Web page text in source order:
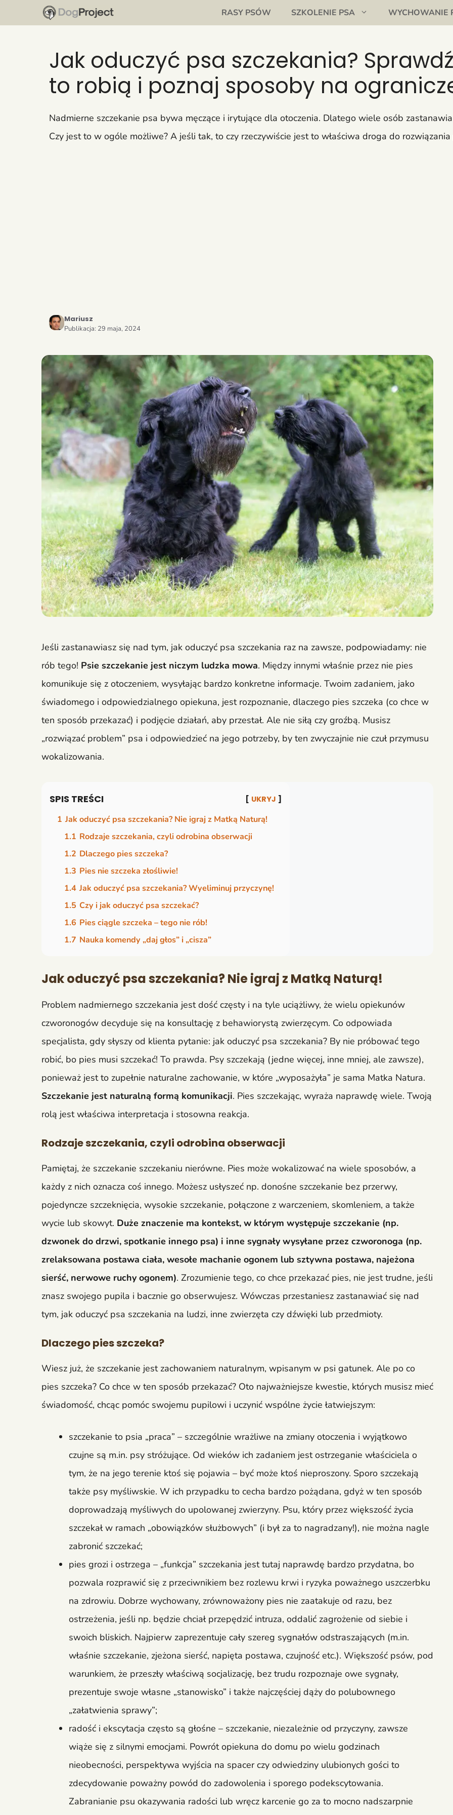
do
RASY PSÓW SZKOLENIE PSA WYCHOWANIE
Jak oduczyć psa szczekania?
to robią i poznaj sposoby na
Nadmierne szczekanie psa bywa męczące i irytujące dla otoczenia. Dlatego wiele osób
Czy jest to w ogóle możliwe? A jeśli tak, to czy rzeczywiście jest to właściwa droga do
Mariusz
Publikacja: 29 maja, 2024
Jeśli zastanawiasz się nad tym, jak oduczyć psa szczekania raz na zawsze, podpowiadamy: nie
rób tego! Psie szczekanie jest niczym ludzka mowa. Między innymi właśnie przez nie pies
komunikuje się z otoczeniem, wysyłając bardzo konkretne informacje. Twoim zadaniem, jako
świadomego i odpowiedzialnego opiekuna, jest rozpoznanie, dlaczego pies szczeka (co chce w
ten sposób przekazać) i podjęcie działań, aby przestał. Ale nie siłą czy groźbą. Musisz
„rozwiązać problem” psa i odpowiedzieć na jego potrzeby, by ten zwyczajnie nie czuł przymusu
wokalizowania.
SPIS TREŚCI UKRYJ
1 Jak oduczyć psa szczekania? Nie igraj z Matką Naturą!
1.1 Rodzaje szczekania, czyli odrobina obserwacji
1.2 Dlaczego pies szczeka?
1.3 Pies nie szczeka złośliwie!
1.4 Jak oduczyć psa szczekania? Wyeliminuj przyczynę!
1.5 Czy i jak oduczyć psa szczekać?
1.6 Pies ciągle szczeka – tego nie rób!
1.7 Nauka komendy „daj głos” i „cisza”
Jak oduczyć psa szczekania? Nie igraj z Matką Naturą!
Problem nadmiernego szczekania jest dość częsty i na tyle uciążliwy, że wielu opiekunów
czworonogów decyduje się na konsultację z behawiorystą zwierzęcym. Co odpowiada
specjalista, gdy słyszy od klienta pytanie: jak oduczyć psa szczekania? By nie próbować tego
robić, bo pies musi szczekać! To prawda. Psy szczekają (jedne więcej, inne mniej, ale zawsze),
ponieważ jest to zupełnie naturalne zachowanie, w które „wyposażyła” je sama Matka Natura.
Szczekanie jest naturalną formą komunikacji. Pies szczekając, wyraża naprawdę wiele. Twoją
rolą jest właściwa interpretacja i stosowna reakcja.
Rodzaje szczekania, czyli odrobina obserwacji
Pamiętaj, że szczekanie szczekaniu nierówne. Pies może wokalizować na wiele sposobów, a
każdy z nich oznacza coś innego. Możesz usłyszeć np. donośne szczekanie bez przerwy,
pojedyncze szczeknięcia, wysokie szczekanie, połączone z warczeniem, skomleniem, a także
wycie lub skowyt. Duże znaczenie ma kontekst, w którym występuje szczekanie (np.
dzwonek do drzwi, spotkanie innego psa) i inne sygnały wysyłane przez czworonoga (np.
zrelaksowana postawa ciała, wesołe machanie ogonem lub sztywna postawa, najeżona
sierść, nerwowe ruchy ogonem). Zrozumienie tego, co chce przekazać pies, nie jest trudne, jeśli
znasz swojego pupila i bacznie go obserwujesz. Wówczas przestaniesz zastanawiać się nad
tym, jak oduczyć psa szczekania na ludzi, inne zwierzęta czy dźwięki lub przedmioty.
Dlaczego pies szczeka?
Wiesz już, że szczekanie jest zachowaniem naturalnym, wpisanym w psi gatunek. Ale po co
pies szczeka? Co chce w ten sposób przekazać? Oto najważniejsze kwestie, których musisz mieć
świadomość, chcąc pomóc swojemu pupilowi i uczynić wspólne życie łatwiejszym:
szczekanie to psia „praca” – szczególnie wrażliwe na zmiany otoczenia i wyjątkowo
czujne są m.in. psy stróżujące. Od wieków ich zadaniem jest ostrzeganie właściciela o
tym, że na jego terenie ktoś się pojawia – być może ktoś nieproszony. Sporo szczekają
także psy myśliwskie. W ich przypadku to cecha bardzo pożądana, gdyż w ten sposób
doprowadzają myśliwych do upolowanej zwierzyny. Psu, który przez większość życia
szczekał w ramach „obowiązków służbowych” (i był za to nagradzany!), nie można nagle
zabronić szczekać;
pies grozi i ostrzega – „funkcja” szczekania jest tutaj naprawdę bardzo przydatna, bo
pozwala rozprawić się z przeciwnikiem bez rozlewu krwi i ryzyka poważnego uszczerbku
na zdrowiu. Dobrze wychowany, zrównoważony pies nie zaatakuje od razu, bez
ostrzeżenia, jeśli np. będzie chciał przepędzić intruza, oddalić zagrożenie od siebie i
swoich bliskich. Najpierw zaprezentuje cały szereg sygnałów odstraszających (m.in.
właśnie szczekanie, zjeżona sierść, napięta postawa, czujność etc.). Większość psów, pod
warunkiem, że przeszły właściwą socjalizację, bez trudu rozpoznaje owe sygnały,
prezentuje swoje własne „stanowisko” i także najczęściej dąży do polubownego
„załatwienia sprawy”;
radość i ekscytacja często są głośne – szczekanie, niezależnie od przyczyny, zawsze
wiąże się z silnymi emocjami. Powrót opiekuna do domu po wielu godzinach
nieobecności, perspektywa wyjścia na spacer czy odwiedziny ulubionych gości to
zdecydowanie poważny powód do zadowolenia i sporego podekscytowania.
Zabranianie psu okazywania radości lub wręcz karcenie go za to mocno nadszarpnie